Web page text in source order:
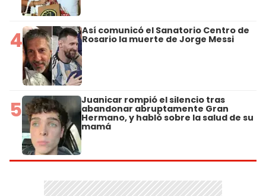
4 Así comunicó el Sanatorio Centro de
Rosario la muerte de Jorge Messi
5 Juanicar rompió el silencio tras
abandonar abruptamente Gran
Hermano, y habló sobre la salud de su
mamá